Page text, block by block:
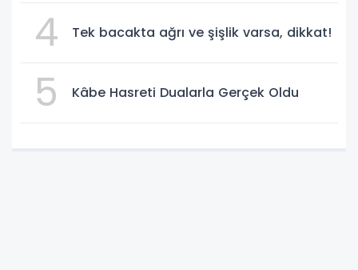
4 Tek bacakta ağrı ve şişlik varsa, dikkat!
5 Kâbe Hasreti Dualarla Gerçek Oldu